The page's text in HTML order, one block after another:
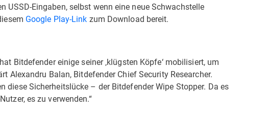
Eingaben, selbst wenn eine neue Schwachstelle
Google Play-Link zum Download bereit.
Bitdefender einige seiner ‚klügsten Köpfe‘ mobilisiert, um
Alexandru Balan, Bitdefender Chief Security Researcher.
diese Sicherheitslücke – der Bitdefender Wipe Stopper. Da es
es zu verwenden.“